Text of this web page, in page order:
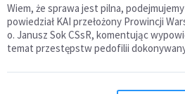
Wiem, że sprawa jest pilna,
powiedział KAI przełożony Prowincji
o. Janusz Sok CSsR, komentując
temat przestępstw pedofilii